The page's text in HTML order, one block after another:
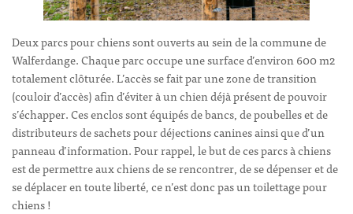
Deux parcs pour chiens sont ouverts au sein de la commune de
Walferdange. Chaque parc occupe une surface d’environ 600 m2
totalement clôturée. L’accès se fait par une zone de transition
(couloir d’accès) afin d’éviter à un chien déjà présent de pouvoir
s’échapper. Ces enclos sont équipés de bancs, de poubelles et de
distributeurs de sachets pour déjections canines ainsi que d’un
panneau d’information. Pour rappel, le but de ces parcs à chiens
est de permettre aux chiens de se rencontrer, de se dépenser et de
se déplacer en toute liberté, ce n’est donc pas un toilettage pour
chiens !